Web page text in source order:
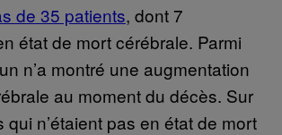
de 35 patients, dont 7
état de mort cérébrale. Parmi
n’a montré une augmentation
au moment du décès. Sur
qui n’étaient pas en état de mort